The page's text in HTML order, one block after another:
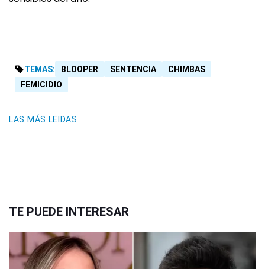
TEMAS: BLOOPER SENTENCIA
CHIMBAS
FEMICIDIO
LAS MÁS LEIDAS
TE PUEDE INTERESAR